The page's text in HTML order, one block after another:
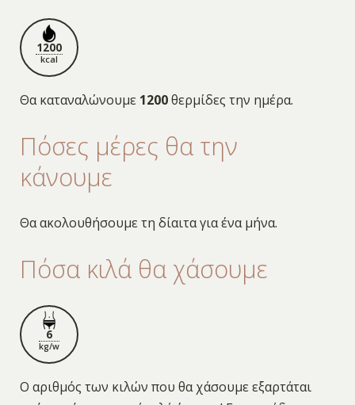
1200
kcal
Θα καταναλώνουμε 1200θερμίδες την ημέρα.
Πόσες μέρες θα την
κάνουμε
Θα ακολουθήσουμε τη δίαιτα για ένα μήνα.
Πόσα κιλά θα χάσουμε
6
kg/w
Ο αριθμός των κιλών που θα χάσουμε εξαρτάται